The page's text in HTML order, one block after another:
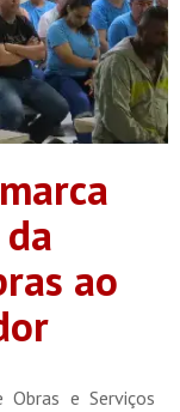
ao
e Serviços